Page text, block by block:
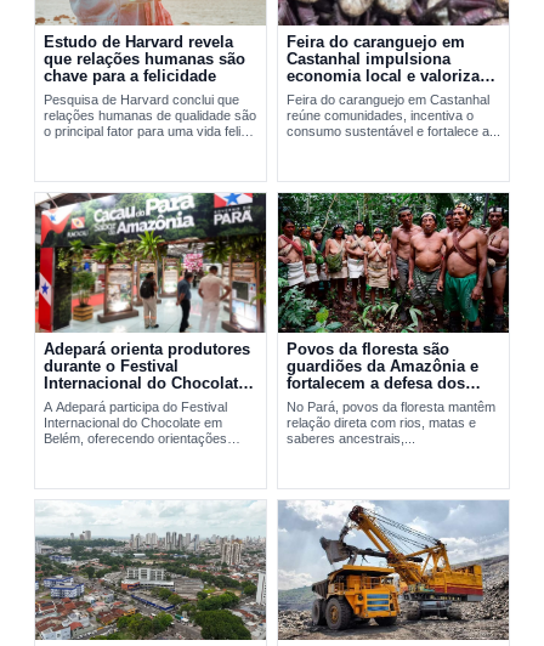
Estudo de Harvard revela
que relações humanas são
chave para a felicidade
Pesquisa de Harvard conclui que
relações humanas de qualidade são
o principal fator para uma vida feliz
Feira do caranguejo em
Castanhal impulsiona
economia local e valoriza
manejo sustentável
Feira do caranguejo em Castanhal
reúne comunidades, incentiva o
consumo sustentável e fortalece a...
Adepará orienta produtores
durante o Festival
Internacional do Chocolate
em Belém
A Adepará participa do Festival
Internacional do Chocolate em
Belém, oferecendo orientações
Povos da floresta são
guardiões da Amazônia e
fortalecem a defesa dos
territórios no Pará
No Pará, povos da floresta mantêm
relação direta com rios, matas e
saberes ancestrais,...